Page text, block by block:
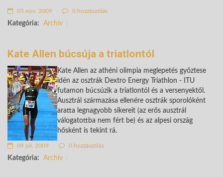
05 nov. 2009 0 hozzászólás
Kategória: Archív
Kate Allen búcsúja a triatlontól
Kate Allen az athéni olimpia meglepetés győztese
idén az osztrák Dextro Energy Triathlon - ITU
futamon búcsúzik a triatlontól és a versenyektől.
Ausztrál származása ellenére osztrák sporolóként
aratta legnagyobb sikereit (az erős ausztrál
válogatottba nem fért be) és az alpesi ország
hősként is tekint rá.
09 júl. 2009 0 hozzászólás
Kategória: Archív